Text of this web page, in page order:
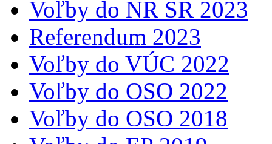
Voľby do NR SR 2023
Referendum 2023
Voľby do VÚC 2022
Voľby do OSO 2022
Voľby do OSO 2018